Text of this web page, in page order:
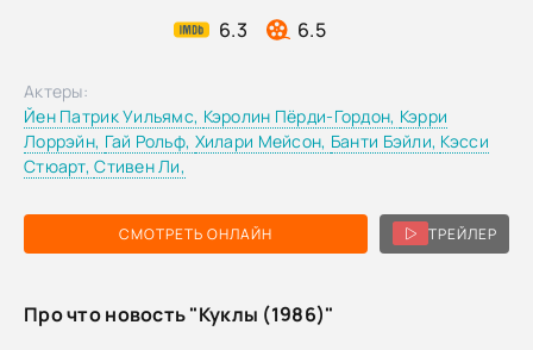
6.3 6.5
СМОТРЕТЬ ОНЛАЙН ТРЕЙЛЕР
Актеры:
Йен Патрик Уильямс, Кэролин Пёрди-Гордон, Кэрри
Лоррэйн, Гай Рольф, Хилари Мейсон, Банти Бэйли, Кэсси
Стюарт,Стивен Ли,
Про что новость "Куклы (1986)"